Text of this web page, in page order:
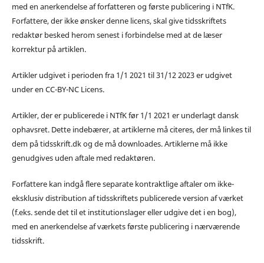
med en anerkendelse af forfatteren og første publicering i NTfK.
Forfattere, der ikke ønsker denne licens, skal give tidsskriftets
redaktør besked herom senest i forbindelse med at de læser
korrektur på artiklen.
Artikler udgivet i perioden fra 1/1 2021 til 31/12 2023 er udgivet
under en CC-BY-NC Licens.
Artikler, der er publicerede i NTfK før 1/1 2021 er underlagt dansk
ophavsret. Dette indebærer, at artiklerne må citeres, der må linkes til
dem på tidsskrift.dk og de må downloades. Artiklerne må ikke
genudgives uden aftale med redaktøren.
Forfattere kan indgå flere separate kontraktlige aftaler om ikke-
eksklusiv distribution af tidsskriftets publicerede version af værket
(f.eks. sende det til et institutionslager eller udgive det i en bog),
med en anerkendelse af værkets første publicering i nærværende
tidsskrift.